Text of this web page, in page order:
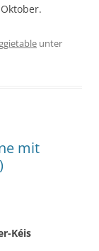
unter
mit
Kéis